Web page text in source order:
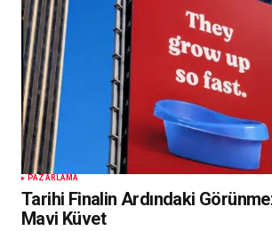
PAZARLAMA
Tarihi Finalin Ardındaki
Mavi Küvet